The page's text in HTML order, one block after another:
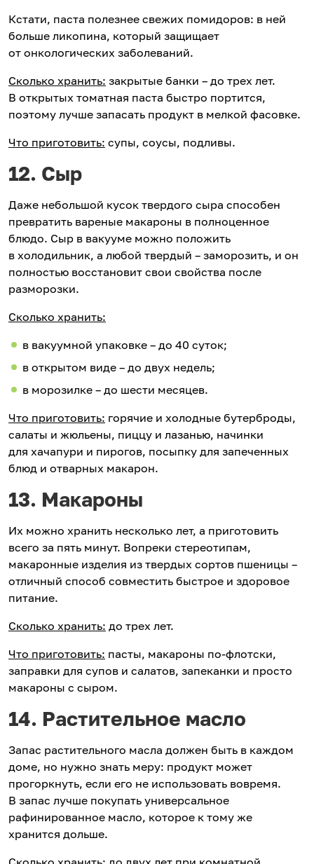
Кстати, паста полезнее свежих помидоров: в ней
больше ликопина, который защищает
от онкологических заболеваний.
Сколько хранить: закрытые банки – до трех лет.
В открытых томатная паста быстро портится,
поэтому лучше запасать продукт в мелкой фасовке.
Что приготовить: супы, соусы, подливы.
12. Сыр
Даже небольшой кусок твердого сыра способен
превратить вареные макароны в полноценное
блюдо. Сыр в вакууме можно положить
в холодильник, а любой твердый – заморозить, и он
полностью восстановит свои свойства после
разморозки.
Сколько хранить:
в вакуумной упаковке – до 40 суток;
в открытом виде – до двух недель;
в морозилке – до шести месяцев.
Что приготовить: горячие и холодные бутерброды,
салаты и жюльены, пиццу и лазанью, начинки
для хачапури и пирогов, посыпку для запеченных
блюд и отварных макарон.
13. Макароны
Их можно хранить несколько лет, а приготовить
всего за пять минут. Вопреки стереотипам,
макаронные изделия из твердых сортов пшеницы –
отличный способ совместить быстрое и здоровое
питание.
Сколько хранить: до трех лет.
Что приготовить: пасты, макароны по-флотски,
заправки для супов и салатов, запеканки и просто
макароны с сыром.
14. Растительное масло
Запас растительного масла должен быть в каждом
доме, но нужно знать меру: продукт может
прогоркнуть, если его не использовать вовремя.
В запас лучше покупать универсальное
рафинированное масло, которое к тому же
хранится дольше.